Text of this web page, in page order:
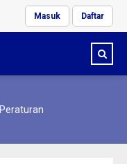
Masuk Daftar
Peraturan